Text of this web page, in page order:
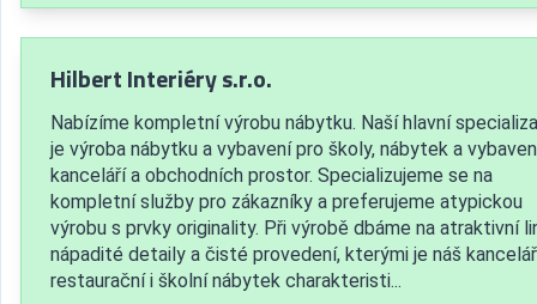
Hilbert Interiéry s.r.o.
Nabízíme kompletní výrobu nábytku. Naší hlavní
je výroba nábytku a vybavení pro školy, nábytek a
kanceláří a obchodních prostor. Specializujeme se na
kompletní služby pro zákazníky a preferujeme atypickou
výrobu s prvky originality. Při výrobě dbáme na atraktivní
nápadité detaily a čisté provedení, kterými je náš
restaurační i školní nábytek charakteristi...